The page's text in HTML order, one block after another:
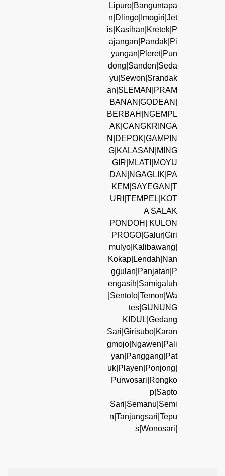
Lipuro|Banguntapa
n|Dlingo|Imogiri|Jet
is|Kasihan|Kretek|P
ajangan|Pandak|Pi
yungan|Pleret|Pun
dong|Sanden|Seda
yu|Sewon|Srandak
an|SLEMAN|PRAM
BANAN|GODEAN|
BERBAH|NGEMPL
AK|CANGKRINGA
N|DEPOK|GAMPIN
G|KALASAN|MING
GIR|MLATI|MOYU
DAN|NGAGLIK|PA
KEM|SAYEGAN|T
URI|TEMPEL|KOT
A SALAK
PONDOH| KULON
PROGO|Galur|Giri
mulyo|Kalibawang|
Kokap|Lendah|Nan
ggulan|Panjatan|P
engasih|Samigaluh
|Sentolo|Temon|Wa
tes|GUNUNG
KIDUL|Gedang
Sari|Girisubo|Karan
gmojo|Ngawen|Pali
yan|Panggang|Pat
uk|Playen|Ponjong|
Purwosari|Rongko
p|Sapto
Sari|Semanu|Semi
n|Tanjungsari|Tepu
s|Wonosari|